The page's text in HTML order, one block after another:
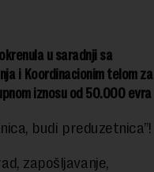
u saradnji sa
i Koordinacionim telom za
iznosu od 50.000 evra
budi preduzetnica”!
zapošljavanje,